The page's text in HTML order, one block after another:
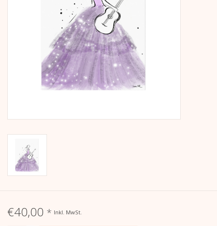
Weihnachten
Kera Till X THERESIENTHAL
€40,00 * Inkl. MwSt.